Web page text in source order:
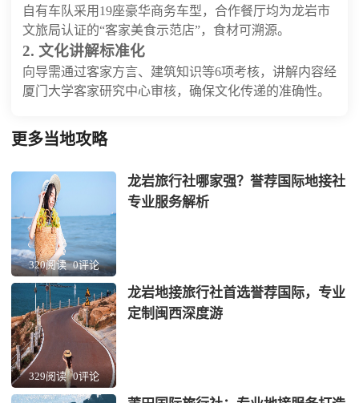
自有车队采用19座豪华商务车型，合作餐厅均为龙岩市
文旅局认证的“客家美食示范店”，食材可溯源。
2. 文化讲解标准化
向导需通过客家方言、建筑知识等6项考核，讲解内容经
厦门大学客家研究中心审核，确保文化传递的准确性。
更多当地攻略
320阅读 0评论
龙岩旅行社哪家强？誉荐国际地接社
专业服务解析
329阅读 0评论
龙岩地接旅行社首选誉荐国际，专业
定制闽西深度游